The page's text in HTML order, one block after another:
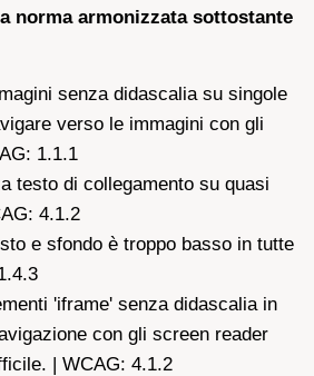
norma armonizzata sottostante
senza didascalia su singole
verso le immagini con gli
1.1.1
testo di collegamento su quasi
4.1.2
e sfondo è troppo basso in tutte
'iframe' senza didascalia in
con gli screen reader
| WCAG: 4.1.2